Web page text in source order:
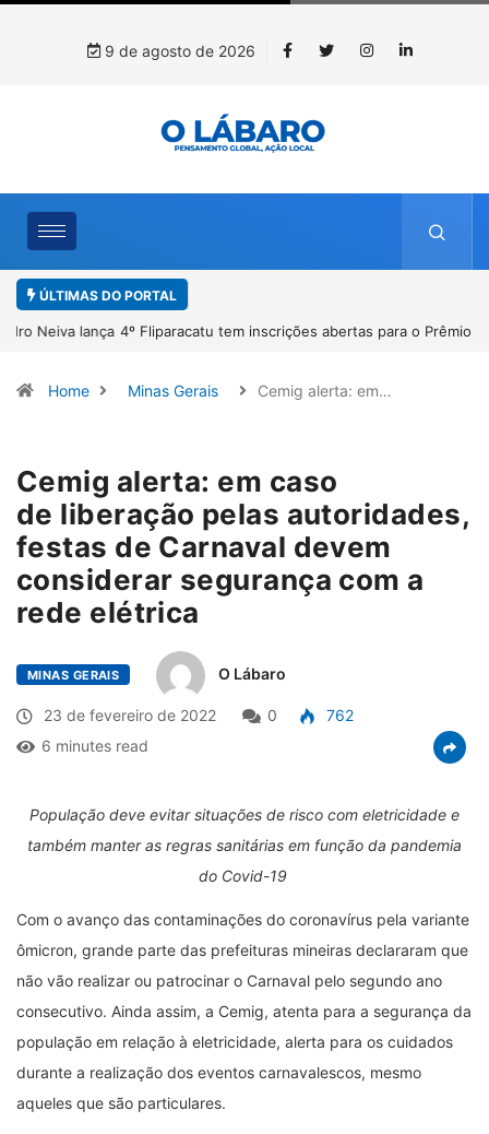
9 de agosto de 2026
ÚLTIMAS DO PORTAL
4º Fliparacatu tem inscrições abertas para o Prêmio de Redação e
Home Minas Gerais Cemig alerta: em…
Cemig alerta: em caso
de liberação pelas autoridades,
festas de Carnaval devem
considerar segurança com a
rede elétrica
MINAS GERAIS O Lábaro
23 de fevereiro de 2022 0
762
6 minutes read
População deve evitar situações de risco com eletricidade e
também manter as regras sanitárias em função da pandemia
do Covid-19
Com o avanço das contaminações do coronavírus pela variante
ômicron, grande parte das prefeituras mineiras declararam que
não vão realizar ou patrocinar o Carnaval pelo segundo ano
consecutivo. Ainda assim, a Cemig, atenta para a segurança da
população em relação à eletricidade, alerta para os cuidados
durante a realização dos eventos carnavalescos, mesmo
aqueles que são particulares.